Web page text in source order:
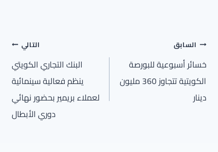
تصفّح
المقالات
السابق
خسائر أسبوعية للبورصة
الكويتية تتجاوز 360 مليون
دينار
التالي
البنك التجاري الكويتي
ينظم فعالية سينمائية
لعملاء بريمير بحضور نهائي
دوري الأبطال